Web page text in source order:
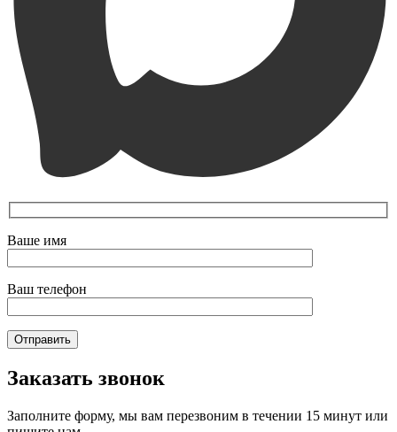
Ваше имя
Ваш телефон
Заказать звонок
Заполните форму, мы вам перезвоним в течении 15 минут или